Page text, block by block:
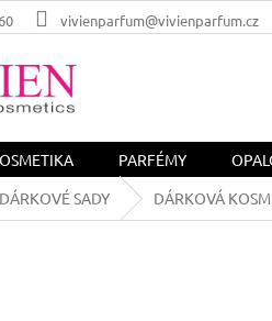
vivienparfum@vivienparfum.cz
PARFÉMY
DÁRKOVÉ SADY DÁRKOVÁ